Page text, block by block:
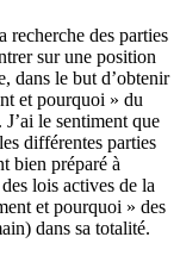
recherche des parties
sur une position
dans le but d’obtenir
et pourquoi » du
le sentiment que
différentes parties
bien préparé à
lois actives de la
et pourquoi » des
dans sa totalité.